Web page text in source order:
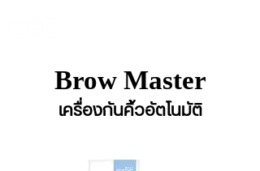
Brow Master
เครื่องกันคิ้วอัตโนมัติ